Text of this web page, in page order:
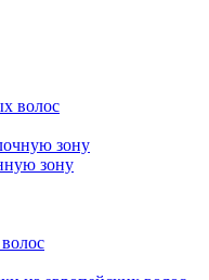
волос
зону
зону